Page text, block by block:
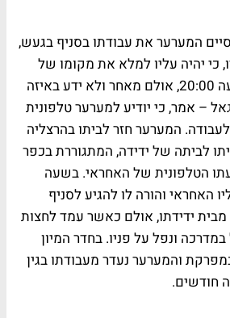
בטרם סיים המערער את עבודתו בסניף בגעש,
כי יהיה עליו למלא את מקומו של
עובד אחר החל מהשעה 20:00, אולם מאחר ולא ידע באיזה
– אמר, כי יודיע למערער טלפונית
המערער חזר לביתו בהרצליה
לביתה של ידידה, המתגוררת בכפר
הטלפונית של האחראי. בשעה
אליו האחראי והורה לו להגיע לסניף
ידידתו, אולם כאשר עמד לחצות
ונפל על פניו. בחדר המיון
והמערער נעדר מעבודתו בגין
חודשים.